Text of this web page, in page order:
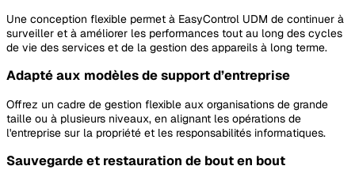
Une conception flexible permet à EasyControl UDM de continuer à
surveiller et à améliorer les performances tout au long des cycles
de vie des services et de la gestion des appareils à long terme.
Adapté aux modèles de support d’entreprise
Offrez un cadre de gestion flexible aux organisations de grande
taille ou à plusieurs niveaux, en alignant les opérations de
l'entreprise sur la propriété et les responsabilités informatiques.
Sauvegarde et restauration de bout en bout